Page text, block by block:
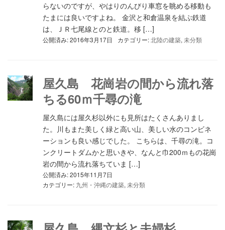
らないのですが、やはりのんびり車窓を眺める移動も
たまには良いですよね。 金沢と和倉温泉を結ぶ鉄道
は、ＪＲ七尾線とのと鉄道。移 […]
公開済み: 2016年3月17日 カテゴリー:北陸の建築, 未分類
屋久島 花崗岩の間から流れ落
ちる60ｍ千尋の滝
屋久島には屋久杉以外にも見所はたくさんありまし
た。川もまた美しく緑と高い山、美しい水のコンビネ
ーションも良い感じでした。 こちらは、千尋の滝。コ
ンクリートダムかと思いきや、なんと巾200ｍもの花崗
岩の間から流れ落ちていま […]
公開済み: 2015年11月7日
カテゴリー: 九州・沖縄の建築, 未分類